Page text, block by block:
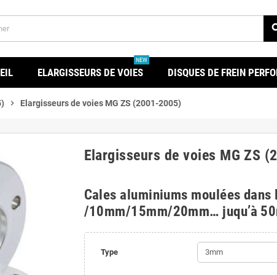
ELARGISSEURS DE VOIES
NEW
DISQUES DE FREIN
chevron_right Elargisseurs de voies MG ZS (2001-2005)
Elargisseurs de voies MG ZS
Cales aluminiums moulées
/10mm/15mm/20mm… juqu’à
Type